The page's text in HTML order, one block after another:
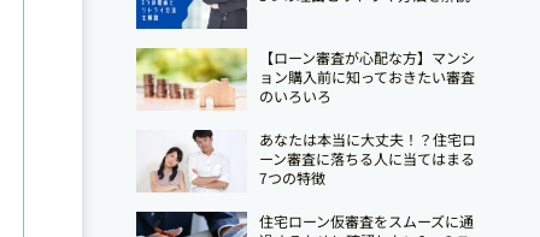
【ローン審査が心配な方】マンシ
ョン購入前に知っておきたい審査
のいろいろ
あなたは本当に大丈夫！？住宅ロ
ーン審査に落ちる人に当てはまる
7つの特徴
住宅ローン仮審査をスムーズに通